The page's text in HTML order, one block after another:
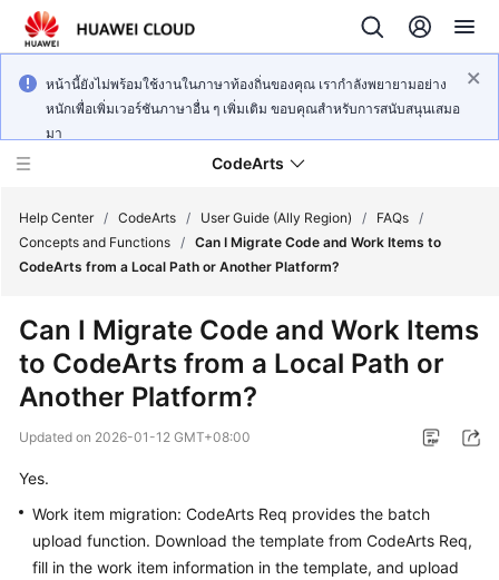
หน้านี้ยังไม่พร้อมใช้งานในภาษาท้องถิ่นของคุณ เรากำลังพยายามอย่าง
หนักเพื่อเพิ่มเวอร์ชันภาษาอื่น ๆ เพิ่มเติม ขอบคุณสำหรับการสนับสนุนเสมอ
มา
CodeArts
Billing
Started
User
Guide
Best
Help Center / CodeArts / User Guide (Ally Region) / FAQs /
Concepts and Functions / Can I Migrate Code and Work Items to
CodeArts from a Local Path or Another Platform?
Can I Migrate Code and Work Items
to CodeArts from a Local Path or
Another Platform?
Updated on 2026-01-12 GMT+08:00
Yes.
Work item migration: CodeArts Req provides the batch
upload function. Download the template from CodeArts Req,
fill in the work item information in the template, and upload